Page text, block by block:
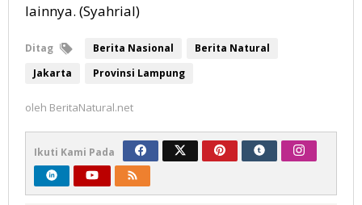
lainnya. (Syahrial)
Ditag Berita Nasional
Berita Natural
Jakarta
Provinsi Lampung
oleh BeritaNatural.net
Ikuti Kami Pada